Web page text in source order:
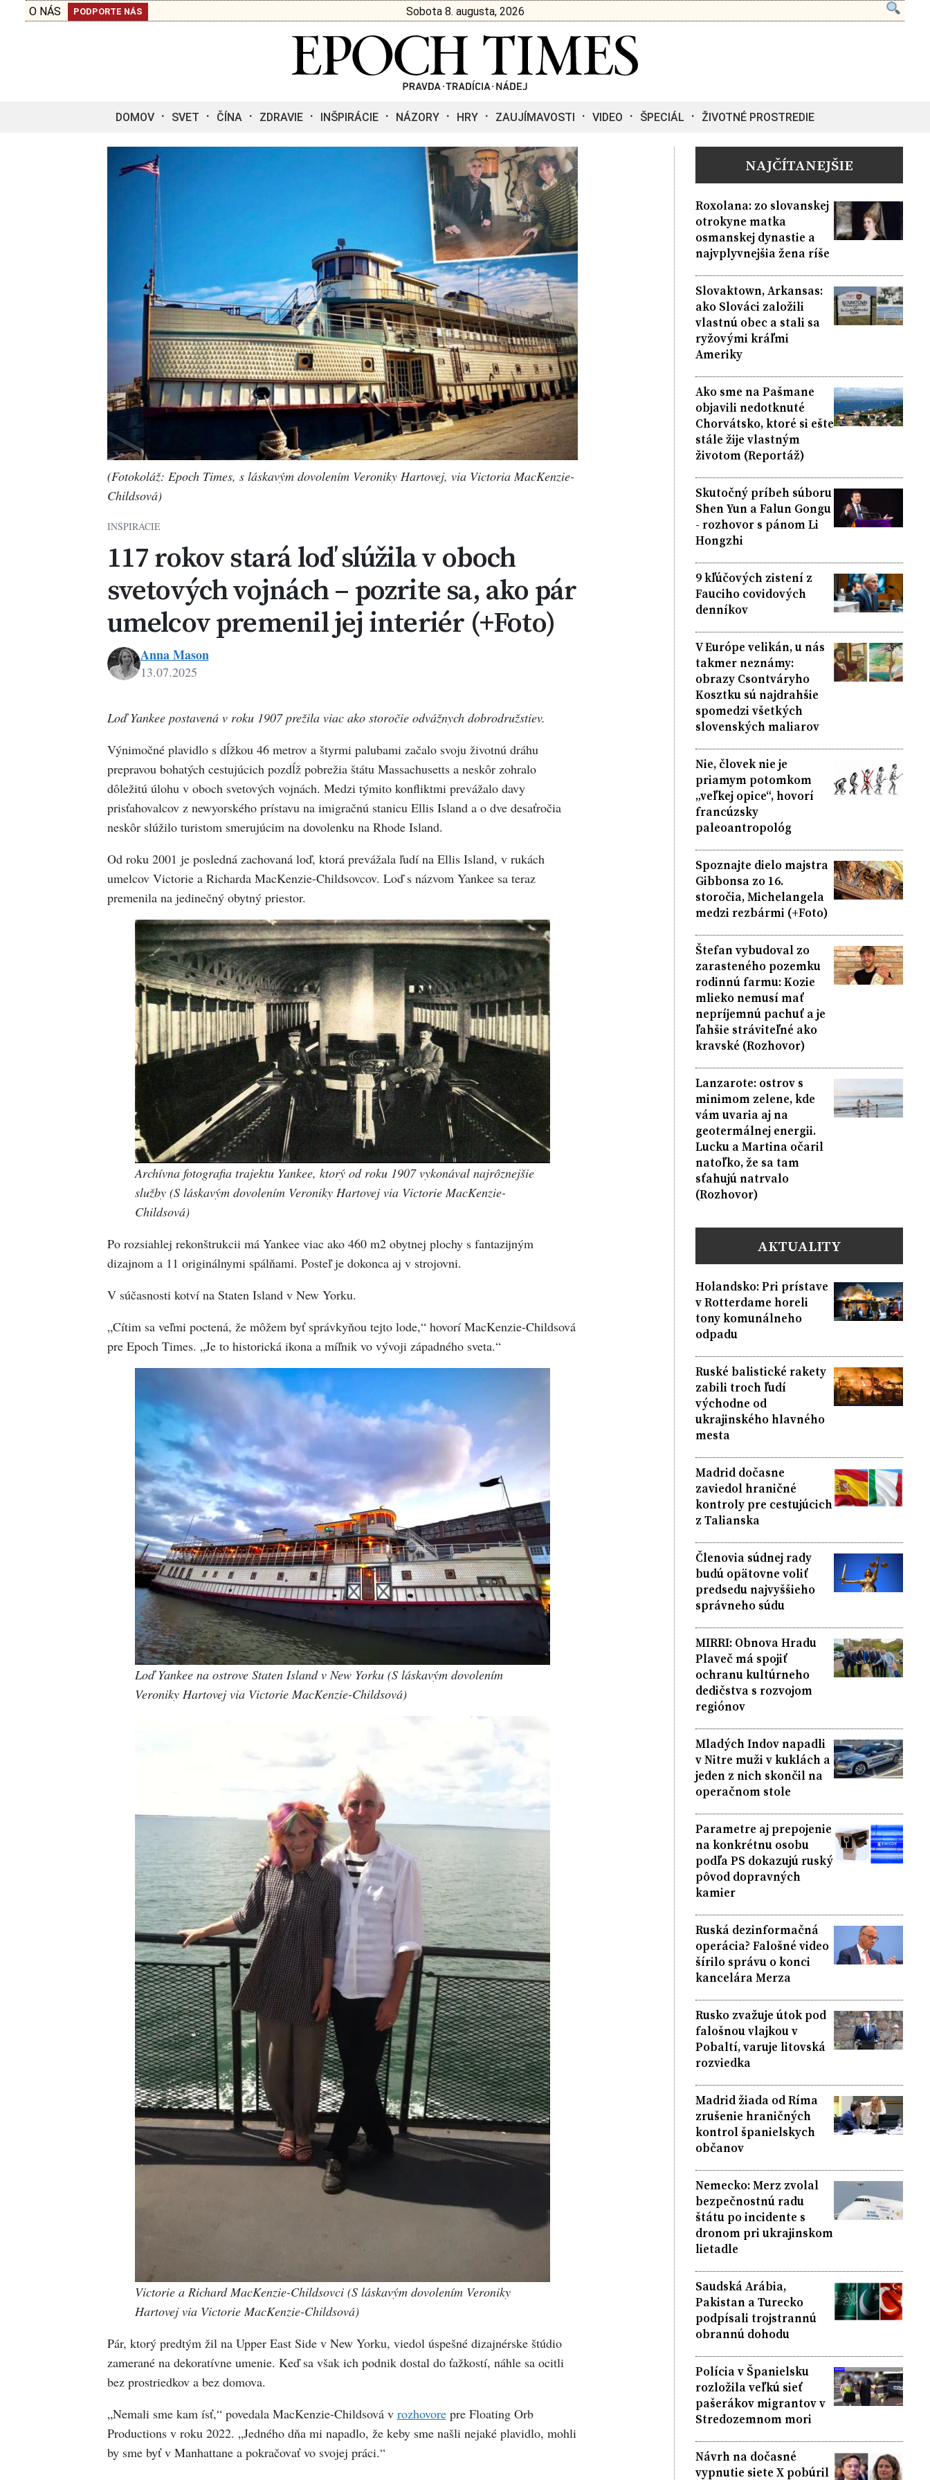
O NÁS PODPORTE NÁS Sobota 8. augusta, 2026
DOMOV SVET ČÍNA ZDRAVIE INŠPIRÁCIE NÁZORY HRY ZAUJÍMAVOSTI VIDEO ŠPECIÁL ŽIVOTNÉ PROSTREDIE
(Fotokoláž: Epoch Times, s láskavým dovolením Veroniky Hartovej, via Victoria MacKenzie-
Childsová)
INŠPIRÁCIE
117 rokov stará loď slúžila v oboch
svetových vojnách – pozrite sa, ako pár
umelcov premenil jej interiér (+Foto)
Mason
Anna Mason
13.07.2025
Loď Yankee postavená v roku 1907 prežila viac ako storočie odvážnych dobrodružstiev.
Výnimočné plavidlo s dĺžkou 46 metrov a štyrmi palubami začalo svoju životnú dráhu
prepravou bohatých cestujúcich pozdĺž pobrežia štátu Massachusetts a neskôr zohralo
dôležitú úlohu v oboch svetových vojnách. Medzi týmito konfliktmi prevážalo davy
prisťahovalcov z newyorského prístavu na imigračnú stanicu Ellis Island a o dve desaťročia
neskôr slúžilo turistom smerujúcim na dovolenku na Rhode Island.
Od roku 2001 je posledná zachovaná loď, ktorá prevážala ľudí na Ellis Island, v rukách
umelcov Victorie a Richarda MacKenzie-Childsovcov. Loď s názvom Yankee sa teraz
premenila na jedinečný obytný priestor.
Archívna fotografia trajektu Yankee, ktorý od roku 1907 vykonával najrôznejšie
služby (S láskavým dovolením Veroniky Hartovej via Victorie MacKenzie-
Childsová)
Po rozsiahlej rekonštrukcii má Yankee viac ako 460 m2 obytnej plochy s fantazijným
dizajnom a 11 originálnymi spálňami. Posteľ je dokonca aj v strojovni.
V súčasnosti kotví na Staten Island v New Yorku.
„Cítim sa veľmi poctená, že môžem byť správkyňou tejto lode,“ hovorí MacKenzie-Childsová
pre Epoch Times. „Je to historická ikona a míľnik vo vývoji západného sveta.“
Loď Yankee na ostrove Staten Island v New Yorku (S láskavým dovolením
Veroniky Hartovej via Victorie MacKenzie-Childsová)
Victorie a Richard MacKenzie-Childsovci (S láskavým dovolením Veroniky
Hartovej via Victorie MacKenzie-Childsová)
Pár, ktorý predtým žil na Upper East Side v New Yorku, viedol úspešné dizajnérske štúdio
zamerané na dekoratívne umenie. Keď sa však ich podnik dostal do ťažkostí, náhle sa ocitli
bez prostriedkov a bez domova.
„Nemali sme kam ísť,“ povedala MacKenzie-Childsová v rozhovorepre Floating Orb
Productions v roku 2022. „Jedného dňa mi napadlo, že keby sme našli nejaké plavidlo, mohli
by sme byť v Manhattane a pokračovať vo svojej práci.“
NAJČÍTANEJŠIE
Roxolana: zo slovanskej
otrokyne matka
osmanskej dynastie a
najvplyvnejšia žena ríše
Slovaktown, Arkansas:
ako Slováci založili
vlastnú obec a stali sa
ryžovými kráľmi
Ameriky
Ako sme na Pašmane
objavili nedotknuté
Chorvátsko, ktoré si ešte
stále žije vlastným
životom (Reportáž)
Skutočný príbeh súboru
Shen Yun a Falun Gongu
- rozhovor s pánom Li
Hongzhi
9 kľúčových zistení z
Fauciho covidových
denníkov
V Európe velikán, u nás
takmer neznámy:
obrazy Csontváryho
Kosztku sú najdrahšie
spomedzi všetkých
slovenských maliarov
Nie, človek nie je
priamym potomkom
„veľkej opice“, hovorí
francúzsky
paleoantropológ
Spoznajte dielo majstra
Gibbonsa zo 16.
storočia, Michelangela
medzi rezbármi (+Foto)
Štefan vybudoval zo
zarasteného pozemku
rodinnú farmu: Kozie
mlieko nemusí mať
nepríjemnú pachuť a je
ľahšie stráviteľné ako
kravské (Rozhovor)
Lanzarote: ostrov s
minimom zelene, kde
vám uvaria aj na
geotermálnej energii.
Lucku a Martina očaril
natoľko, že sa tam
sťahujú natrvalo
(Rozhovor)
AKTUALITY
Holandsko: Pri prístave
v Rotterdame horeli
tony komunálneho
odpadu
Ruské balistické rakety
zabili troch ľudí
východne od
ukrajinského hlavného
mesta
Madrid dočasne
zaviedol hraničné
kontroly pre cestujúcich
z Talianska
Členovia súdnej rady
budú opätovne voliť
predsedu najvyššieho
správneho súdu
MIRRI: Obnova Hradu
Plaveč má spojiť
ochranu kultúrneho
dedičstva s rozvojom
regiónov
Mladých Indov napadli
v Nitre muži v kuklách a
jeden z nich skončil na
operačnom stole
Parametre aj prepojenie
na konkrétnu osobu
podľa PS dokazujú ruský
pôvod dopravných
kamier
Ruská dezinformačná
operácia? Falošné video
šírilo správu o konci
kancelára Merza
Rusko zvažuje útok pod
falošnou vlajkou v
Pobaltí, varuje litovská
rozviedka
Madrid žiada od Ríma
zrušenie hraničných
kontrol španielskych
občanov
Nemecko: Merz zvolal
bezpečnostnú radu
štátu po incidente s
dronom pri ukrajinskom
lietadle
Saudská Arábia,
Pakistan a Turecko
podpísali trojstrannú
obrannú dohodu
Polícia v Španielsku
rozložila veľkú sieť
pašerákov migrantov v
Stredozemnom mori
Návrh na dočasné
vypnutie siete X pobúril